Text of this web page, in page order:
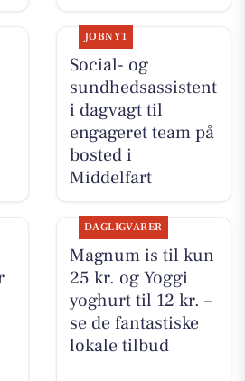
JOBNYT
Social- og
sundhedsassistent
i dagvagt til
engageret team på
bosted i
Middelfart
DAGLIGVARER
Magnum is til kun
25 kr. og Yoggi
yoghurt til 12 kr. –
se de fantastiske
lokale tilbud